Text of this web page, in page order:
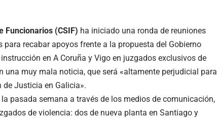
Funcionarios (CSIF) ha iniciado una ronda de reuniones
recabar apoyos frente a la propuesta del Gobierno
en A Coruña y Vigo en juzgados exclusivos de
una muy mala noticia, que será «altamente perjudicial para
Justicia en Galicia».
pasada semana a través de los medios de comunicación,
de violencia: dos de nueva planta en Santiago y